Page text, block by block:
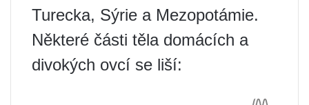
Turecka, Sýrie a Mezopotámie.
Některé části těla domácích a
divokých ovcí se liší: